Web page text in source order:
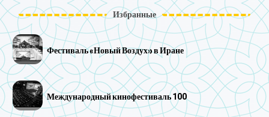
Избранные
Фестиваль «Новый Воздух» в Иране
Международный кинофестиваль 100